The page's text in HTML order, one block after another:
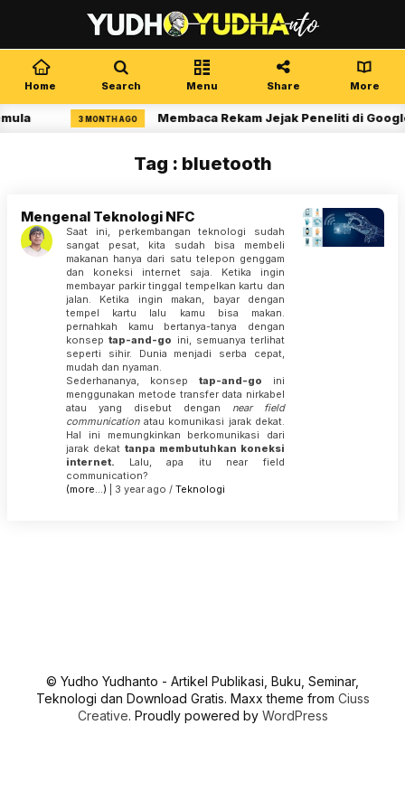
Home Search Menu Share More
3 MONTH AGO Membaca Rekam Jejak Peneliti di
Tag : bluetooth
Mengenal Teknologi NFC
Saat ini, perkembangan teknologi sudah
sangat pesat, kita sudah bisa membeli
makanan hanya dari satu telepon genggam
dan koneksi internet saja. Ketika ingin
membayar parkir tinggal tempelkan kartu dan
jalan. Ketika ingin makan, bayar dengan
tempel kartu lalu kamu bisa makan.
pernahkah kamu bertanya-tanya dengan
konseptap-and-go ini, semuanya terlihat
seperti sihir. Dunia menjadi serba cepat,
mudah dan nyaman.
Sederhananya, konsep tap-and-go ini
menggunakan metode transfer data nirkabel
atau yang disebut dengan near field
communicationatau komunikasi jarak dekat.
Hal ini memungkinkan berkomunikasi dari
jarak dekat tanpa membutuhkan koneksi
internet. Lalu, apa itu near field
communication?
(more…) | 3 year ago / Teknologi
© Yudho Yudhanto - Artikel Publikasi, Buku, Seminar,
Teknologi dan Download Gratis. Maxx theme from Ciuss
Creative. Proudly powered by WordPress